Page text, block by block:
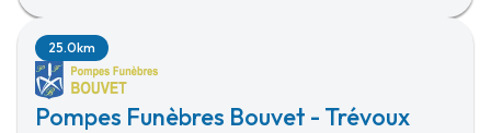
Pompes Funèbres Bouvet - Trévoux
25.0km